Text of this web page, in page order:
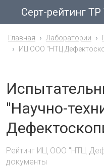
Серт-рейтинг ТР
Главная Лаборатории
ИЦ ООО "НТЦ
"Научно-
Рейтинг ИЦ ООО "НТЦ
документы